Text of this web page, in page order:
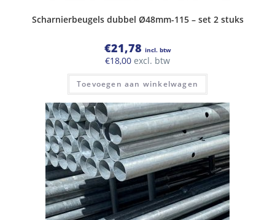
Scharnierbeugels dubbel Ø48mm-115 – set 2 stuks
€21,78 incl. btw
€18,00 excl. btw
Toevoegen aan winkelwagen